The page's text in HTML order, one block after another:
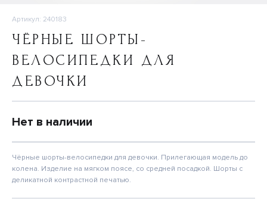
Артикул: 240183
ЧЁРНЫЕ ШОРТЫ-
ВЕЛОСИПЕДКИ ДЛЯ
ДЕВОЧКИ
Нет в наличии
Чёрные шорты-велосипедки для девочки. Прилегающая модель до
колена. Изделие на мягком поясе, со средней посадкой. Шорты с
деликатной контрастной печатью.